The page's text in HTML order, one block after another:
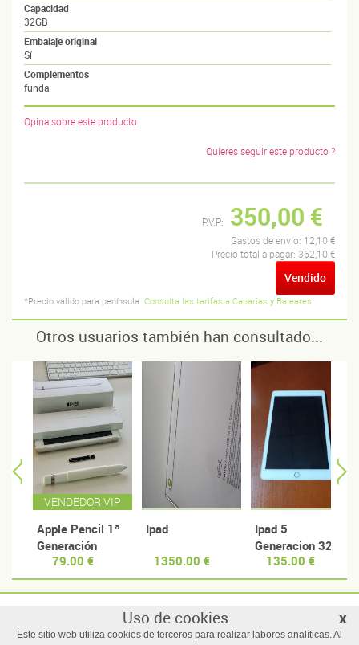
Capacidad
32GB
Embalaje original
Sí
Complementos
funda
Opina sobre este producto
Quieres seguir este producto ?
P.V.P: 350,00 €
Gastos de envío: 12,10 €
Precio total a pagar: 362,10 €
Vendido
*Precio válido para península. Consulta las tarifas a Canarias y Baleares.
Otros usuarios también han consultado...
VENDEDOR VIP
Apple Pencil 1ª
Generación
79.00 €
Ipad
1350.00 €
Ipad 5
Generacion 32 Gb
135.00 €
© Manzanas usadas
Todos los derechos reservados |Términos y condiciones de uso
Uso de cookies x
Este sitio web utiliza cookies de terceros para realizar labores analíticas. Al